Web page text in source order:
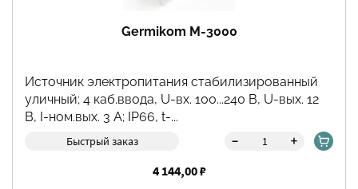
Germikom M-3000
Источник электропитания стабилизированный
уличный; 4 каб.ввода, U-вх. 100...240 В, U-вых. 12
В, I-ном.вых. 3 А; IP66, t-...
Быстрый заказ - +
4 144,00 ₽